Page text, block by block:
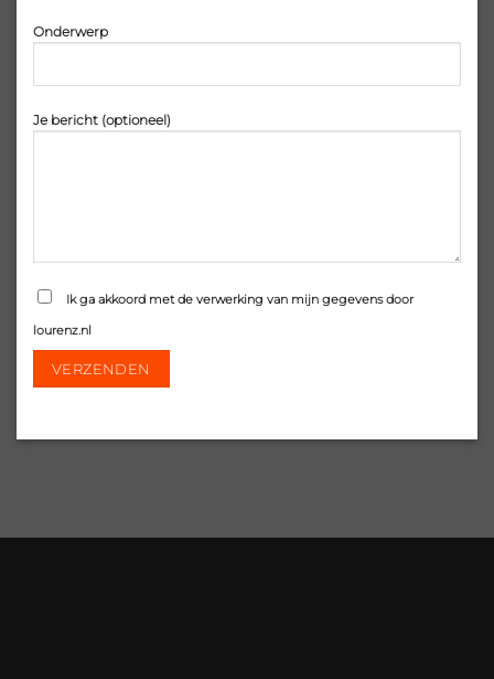
Onderwerp
Je bericht (optioneel)
Ik ga akkoord met de verwerking van mijn gegevens door
lourenz.nl